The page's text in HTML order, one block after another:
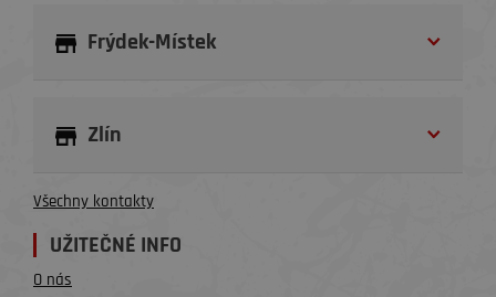
Frýdek-Místek
Zlín
Všechny kontakty
UŽITEČNÉ INFO
O nás